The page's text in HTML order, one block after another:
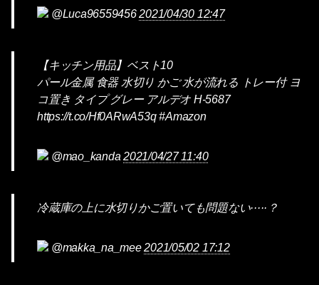
@Luca965594562021/04/30 12:47
【キッチン用品】ベスト10
パール金属 食器 水切り かご 水が流れる トレー付 ヨ
コ置き タイプ グレー アルデオ H-5687
https://t.co/Hf0ARwA53q #Amazon
@mao_kanda2021/04/27 11:40
冷蔵庫の上に水切りかご置いても問題ない·····？
@makka_na_mee2021/05/02 17:12